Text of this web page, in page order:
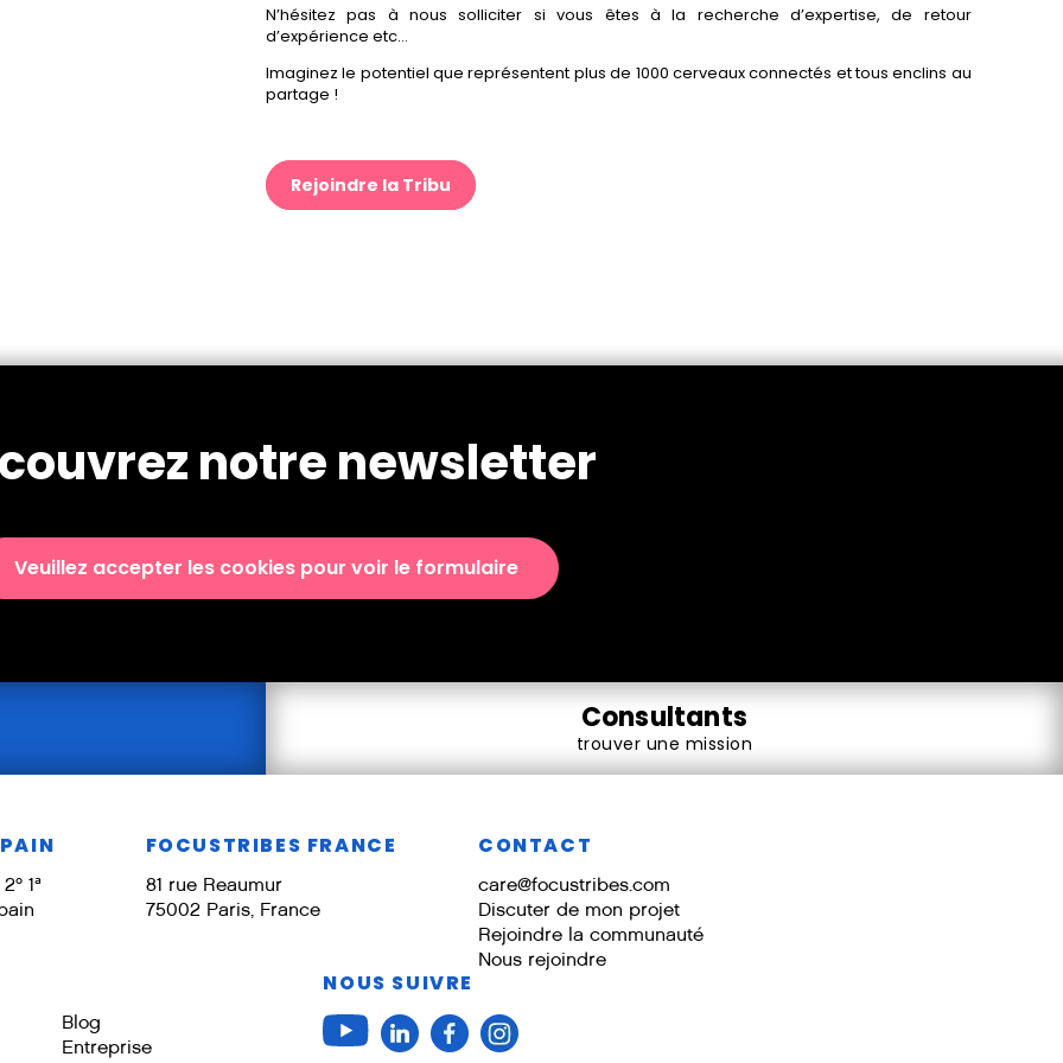
N’hésitez pas à nous solliciter si vous êtes à la recherche d’expertise, de retour
d’expérience etc…
Imaginez le potentiel que représentent plus de 1000 cerveaux connectés et tous enclins au
partage !
Rejoindre la Tribu
notre newsletter
Veuillez accepter les cookies pour voir le formulaire
Rencontrez des meilleurs consultants IT
dans leurs domaines disponibles, qualifiés et
correspondant à votre recherche.
Consultants
trouver une mission
1ª
FOCUSTRIBES FRANCE
81 rue Reaumur
75002 Paris, France
CONTACT
care@focustribes.com
Discuter de mon projet
Rejoindre la communauté
Nous rejoindre
Blog
Entreprise
NOUS SUIVRE